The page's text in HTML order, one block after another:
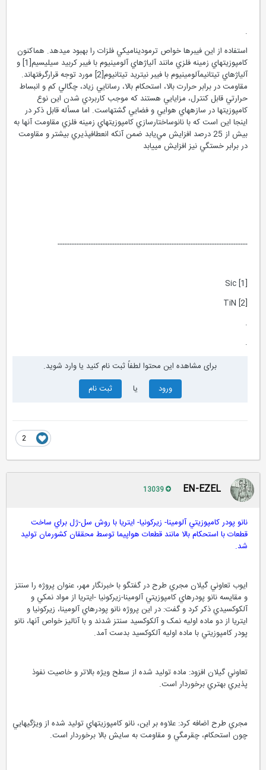
استفاده از اين فيبرها خواص ترموديناميكي فلزات را بهبود مي­دهد. هم­اكنون
كامپوزيتهاي زمينه فلزي مانند آلياژهاي آلومينيوم با فيبر كربيد سيليسيم[1] و
آلياژهاي تيتانيم­آلومينيوم با فيبر نيتريد تيتانيوم[2] مورد توجه قرارگرفته­اند.
مقاومت در برابر حرارت بالا، استحكام بالا، رسانايي زياد، چگالي كم و انبساط
حرارتي قابل كنترل، مزايايي هستند كه موجب كاربردي شدن اين نوع
كامپوزيتها در سازه­هاي هوايي و فضايي گشته­است. اما مسأله قابل ذكر در
اينجا اين است كه با نانوساختارسازي كامپوزيتهاي زمينه فلزي مقاومت آنها به
بيش از 25 درصد افزايش مي‌يابد ضمن آنكه انعطاف­پذيري بيشتر و مقاومت
در برابر خستگي نيز افزايش مي­يابد
--------------------------------------------------------------------------------
برای مشاهده این محتوا لطفاً ثبت نام کنید یا وارد شوید.
ورود
ثبت نام
EN-EZEL
نانو پودر کامپوزيتي آلومينا- زيرکونيا- ايتريا با روش سل-ژل براي ساخت
قطعات با استحکام بالا مانند قطعات هواپيما توسط محققان کشورمان توليد
شد.
ايوب تعاوني گيلان مجري طرح در گفتگو با خبرنگار مهر، عنوان پروژه را سنتز
و مقايسه نانو پودرهاي کامپوزيتي آلومينا-زيرکونيا -ايتريا از مواد نمکي و
آلکوکسيدي ذکر کرد و گفت: در اين پروژه نانو پودرهاي آلومينا، زيرکونيا و
ايتريا از دو ماده اوليه نمک و آلکوکسيد سنتز شدند و با آناليز خواص آنها، نانو
پودر کامپوزيتي با ماده اوليه آلکوکسيد بدست آمد.
تعاوني گيلان افزود: ماده توليد شده از سطح ويژه بالاتر و خاصيت نفوذ
پذيري بهتري برخوردار است.
مجري طرح اضافه کرد: علاوه بر اين، نانو کامپوزيتهاي توليد شده از ويژگيهايي
چون استحکام، چقرمگي و مقاومت به سايش بالا برخوردار است.